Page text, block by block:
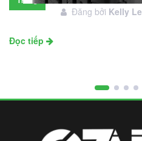
Đăng bởi Kelly Le
Đọc tiếp